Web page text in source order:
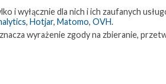
ZAPRZYJAŹNIONE
Kosmogadka
wyłącznie dla nich i ich zaufanych
, Hotjar, Matomo, OVH.
wyrażenie zgody na zbieranie,